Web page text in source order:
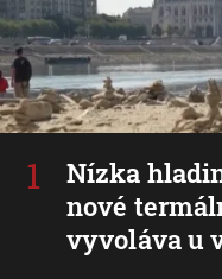
Nízka
nové
vyvoláva u